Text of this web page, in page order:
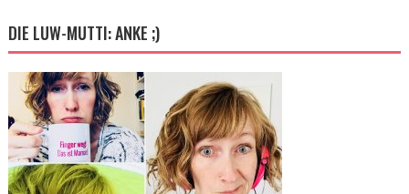
DIE LUW-MUTTI: ANKE ;)